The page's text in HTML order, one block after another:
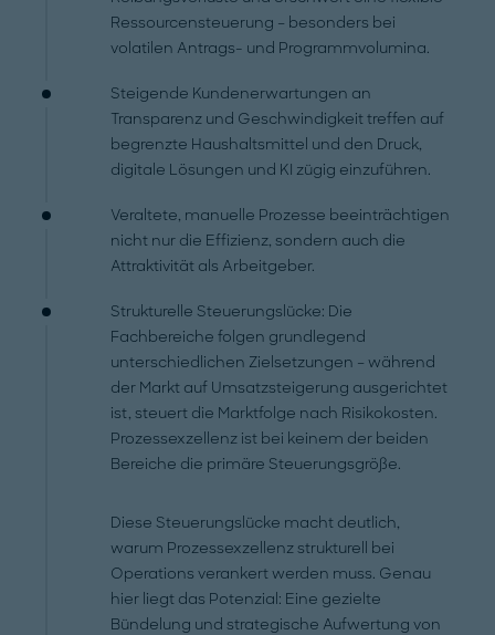
Ressourcensteuerung – besonders bei
volatilen Antrags- und Programmvolumina.
Steigende Kundenerwartungen an
Transparenz und Geschwindigkeit treffen auf
begrenzte Haushaltsmittel und den Druck,
digitale Lösungen und KI zügig einzuführen.
Veraltete, manuelle Prozesse beeinträchtigen
nicht nur die Effizienz, sondern auch die
Attraktivität als Arbeitgeber.
Strukturelle Steuerungslücke: Die
Fachbereiche folgen grundlegend
unterschiedlichen Zielsetzungen – während
der Markt auf Umsatzsteigerung ausgerichtet
ist, steuert die Marktfolge nach Risikokosten.
Prozessexzellenz ist bei keinem der beiden
Bereiche die primäre Steuerungsgröße.
Diese Steuerungslücke macht deutlich,
warum Prozessexzellenz strukturell bei
Operations verankert werden muss. Genau
hier liegt das Potenzial: Eine gezielte
Bündelung und strategische Aufwertung von